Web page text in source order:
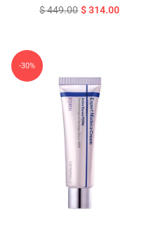
Precio
$ 449.00 $ 314.00
-30%